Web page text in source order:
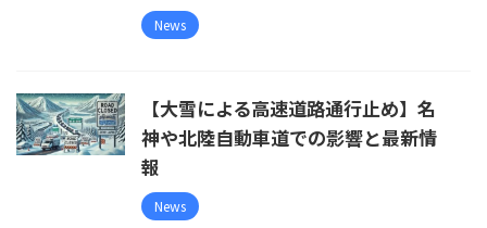
News
【大雪による高速道路通行止め】名
神や北陸自動車道での影響と最新情
報
News